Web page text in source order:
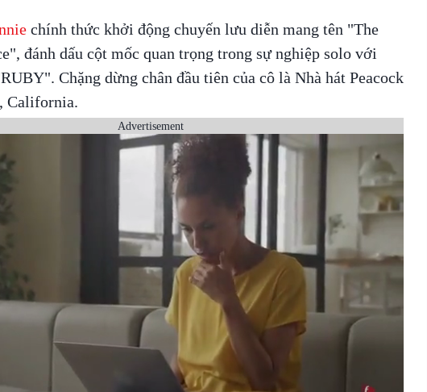
chính thức khởi động chuyến lưu diễn mang tên "The
đánh dấu cột mốc quan trọng trong sự nghiệp solo với
Chặng dừng chân đầu tiên của cô là Nhà hát Peacock
California.
Advertisement